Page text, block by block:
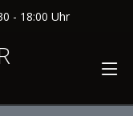
- 18:00 Uhr